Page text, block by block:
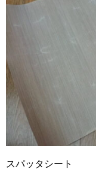
スパッタシート